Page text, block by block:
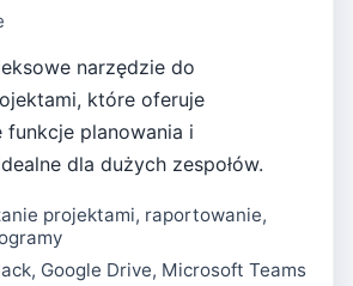
narzędzie do
które oferuje
funkcje planowania i
dla dużych zespołów.
projektami, raportowanie,
Google Drive, Microsoft Teams